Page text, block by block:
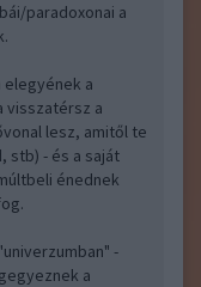
paradoxonai a
a
visszatérsz a
lesz, amitől te
stb) - és a saját
énednek
-
a